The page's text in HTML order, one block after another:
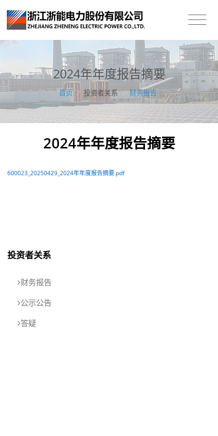
2024年年度报告摘要
首页 / 投资者关系 / 财务报告
2024年年度报告摘要
600023_20250429_2024年年度报告摘要.pdf
投资者关系
财务报告
公示公告
答疑